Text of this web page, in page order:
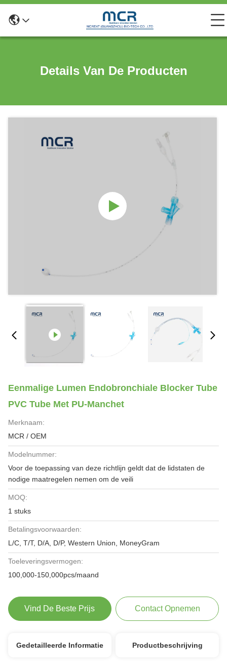
Details Van De Producten
Eenmalige Lumen Endobronchiale Blocker Tube
PVC Tube Met PU-Manchet
Merknaam:
MCR / OEM
Modelnummer:
Voor de toepassing van deze richtlijn geldt dat de lidstaten de
nodige maatregelen nemen om de veili
MOQ:
1 stuks
Betalingsvoorwaarden:
L/C, T/T, D/A, D/P, Western Union, MoneyGram
Toeleveringsvermogen:
100,000-150,000pcs/maand
Vind De Beste Prijs Contact Opnemen
Gedetailleerde Informatie Productbeschrijving